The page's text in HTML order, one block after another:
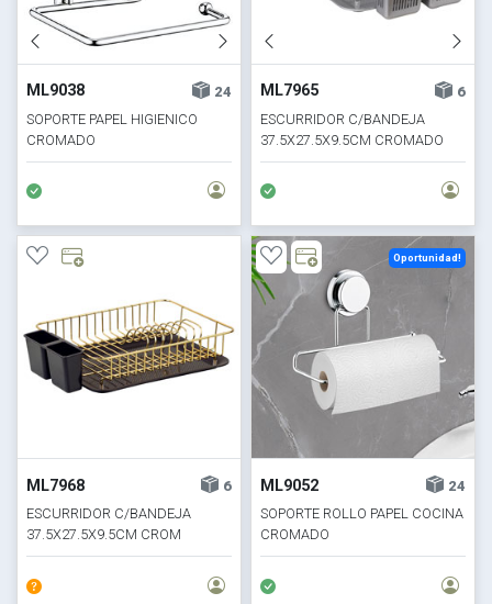
ML9038
24
SOPORTE PAPEL HIGIENICO
CROMADO
ML7965
6
ESCURRIDOR C/BANDEJA
37.5X27.5X9.5CM CROMADO
ML7968
6
ESCURRIDOR C/BANDEJA
37.5X27.5X9.5CM CROM
DORADO
ML9052
24
SOPORTE ROLLO PAPEL COCINA
CROMADO
Oportunidad!